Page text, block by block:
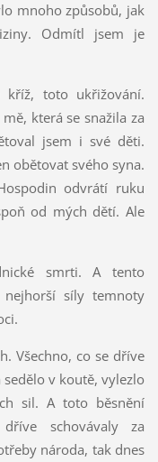
mnoho způsobů, jak
Odmítl jsem je
toto ukřižování.
která se snažila za
jsem i své děti.
obětovat svého syna.
odvrátí ruku
od mých dětí. Ale
smrti. A tento
síly temnoty
Všechno, co se dříve
v koutě, vylezlo
sil. A toto běsnění
schovávaly za
národa, tak dnes